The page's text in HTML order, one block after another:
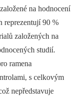
na hodnocení
reprezentují 90 %
založených na
studií.
ramena
s celkovým
nepředstavuje